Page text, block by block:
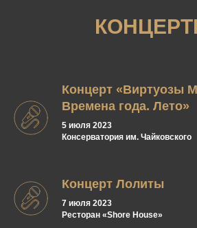
Концерт «Виртуозы
Времена года. Лето»
5 июля 2023
Консерватория им. Чайковского
Концерт Лолиты
7 июля 2023
Ресторан «Shore House»